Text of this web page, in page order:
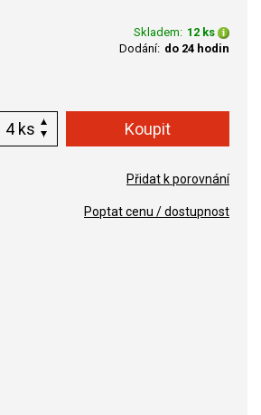
Skladem: 12 ks
Dodání: do 24 hodin
ks
Přidat k porovnání
Poptat cenu / dostupnost